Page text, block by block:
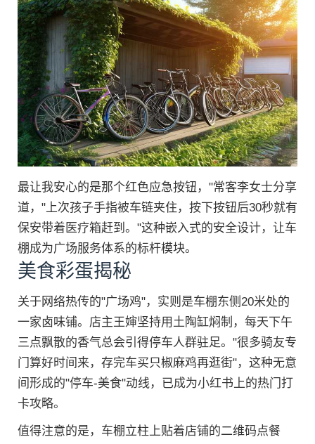
最让我安心的是那个红色应急按钮，"常客李女士分享
道，"上次孩子手指被车链夹住，按下按钮后30秒就有
保安带着医疗箱赶到。"这种嵌入式的安全设计，让车
棚成为广场服务体系的标杆模块。
美食彩蛋揭秘
关于网络热传的"广场鸡"，实则是车棚东侧20米处的
一家卤味铺。店主王婶坚持用土陶缸焖制，每天下午
三点飘散的香气总会引得停车人群驻足。"很多骑友专
门算好时间来，存完车买只椒麻鸡再逛街"，这种无意
间形成的"停车-美食"动线，已成为小红书上的热门打
卡攻略。
值得注意的是，车棚立柱上贴着店铺的二维码点餐